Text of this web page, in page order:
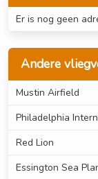
Er is nog geen
Andere
Mustin Airfield
Philadelphia
Red Lion
Essington Sea